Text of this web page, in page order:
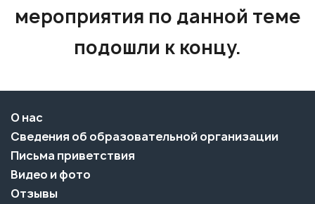
мероприятия по данной теме
подошли к концу.
О нас
Сведения об образовательной организации
Письма приветствия
Видео и фото
Отзывы